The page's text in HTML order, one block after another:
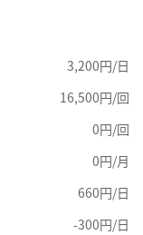
3,200円/日
16,500円/回
0円/回
0円/月
660円/日
-300円/日